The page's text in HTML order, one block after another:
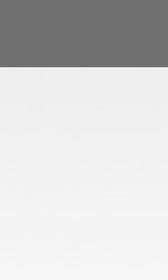
2026 rok: 31